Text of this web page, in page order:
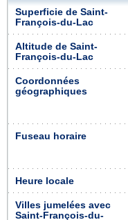
Superficie de Saint-
François-du-Lac
Altitude de Saint-
François-du-Lac
Coordonnées
géographiques
Fuseau horaire
Heure locale
Villes jumelées avec
Saint-François-du-